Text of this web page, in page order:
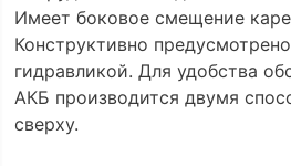
Имеет боковое смещение
Конструктивно
гидравликой. Для удобства
АКБ производится двумя
сверху.